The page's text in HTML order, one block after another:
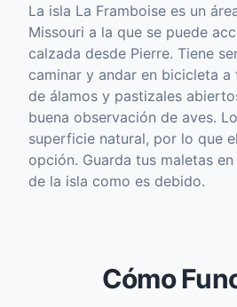
La isla La Framboise es un
Missouri a la que se puede
calzada desde Pierre. Tiene
caminar y andar en bicicleta a
de álamos y pastizales
buena observación de aves.
superficie natural, por lo que
opción. Guarda tus maletas
de la isla como es debido.
Cómo